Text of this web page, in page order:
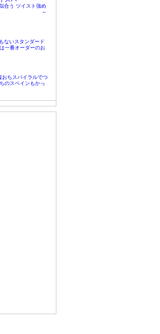
合う ツイスト強め
イラル ～
ないスタンダード
一番オーダーのお
おちスパイラルでつ
のスペインもかっ